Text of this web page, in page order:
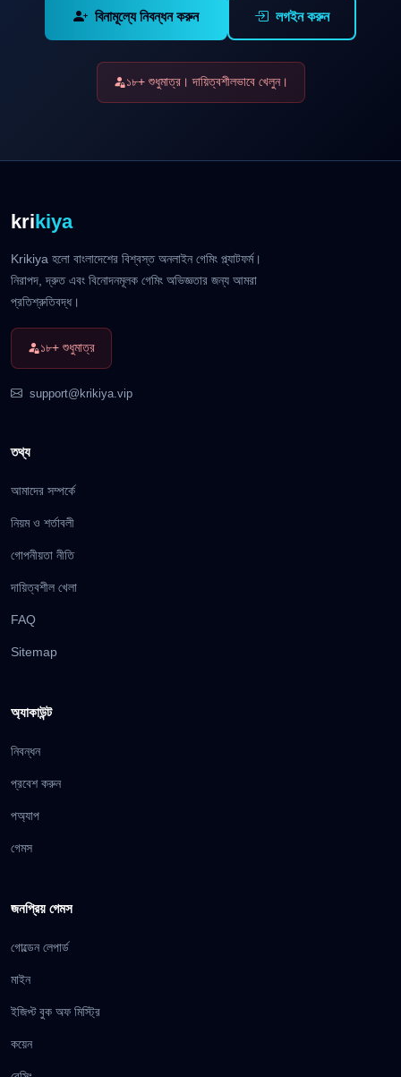
বিনামূল্যে নিবন্ধন করুন লগইন করুন
১৮+ শুধুমাত্র। দায়িত্বশীলভাবে খেলুন।
krikiya
Krikiya হলো বাংলাদেশের বিশ্বস্ত অনলাইন গেমিং প্ল্যাটফর্ম।
নিরাপদ, দ্রুত এবং বিনোদনমূলক গেমিং অভিজ্ঞতার জন্য আমরা
প্রতিশ্রুতিবদ্ধ।
১৮+ শুধুমাত্র
support@krikiya.vip
তথ্য
আমাদের সম্পর্কে
নিয়ম ও শর্তাবলী
গোপনীয়তা নীতি
দায়িত্বশীল খেলা
FAQ
Sitemap
অ্যাকাউন্ট
নিবন্ধন
প্রবেশ করুন
পঅ্যাপ
গেমস
জনপ্রিয় গেমস
গোল্ডেন লেপার্ড
মাইন
ইজিপ্ট বুক অফ মিস্ট্রি
কয়েন